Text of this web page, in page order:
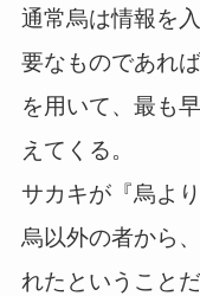
通常烏は情報を
要なものであれ
を用いて、最も
えてくる。
サカキが『烏よ
烏以外の者から
れたということだ